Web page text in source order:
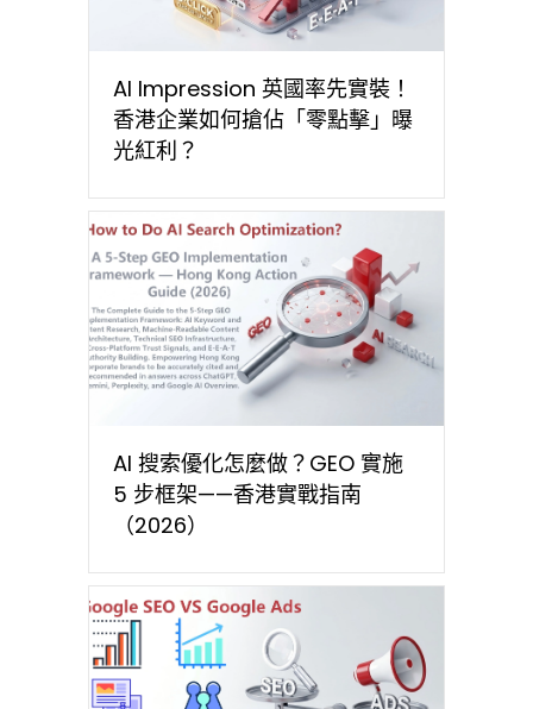
AI Impression 英國率先實裝！
香港企業如何搶佔「零點擊」曝
光紅利？
AI 搜索優化怎麼做？GEO 實施
5 步框架——香港實戰指南
（2026）